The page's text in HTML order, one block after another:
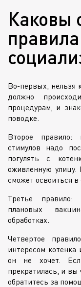
Каковы
правила
Во-первых, нельзя
должно
процедурам, и
поводке.
Второе правило:
стимулов надо
погулять с
оживленную улицу.
сможет освоиться в
Третье
плановых
обработках.
Четвертое
интересом котенка
он не хочет.
прекратилась, и вы
обратитесь за